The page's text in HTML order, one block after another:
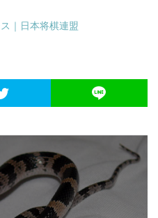
｜日本将棋連盟